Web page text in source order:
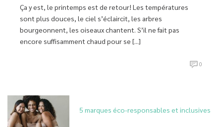
Ça y est, le printemps est de retour! Les températures
sont plus douces, le ciel s’éclaircit, les arbres
bourgeonnent, les oiseaux chantent. S’il ne fait pas
encore suffisamment chaud pour se [...]
0
5 marques éco-responsables et inclusives